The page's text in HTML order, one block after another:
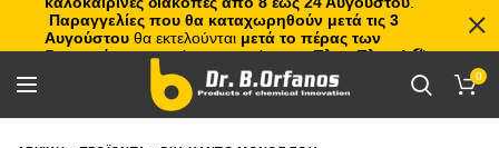
0
Παραγγελίες που θα καταχωρηθούν μετά τις 3
Αυγούστου θα εκτελούνται μετά το πέρας των
διακοπών, με σειρά προτεραιότητας.Πλιτς Πλατς!🏖️🌊